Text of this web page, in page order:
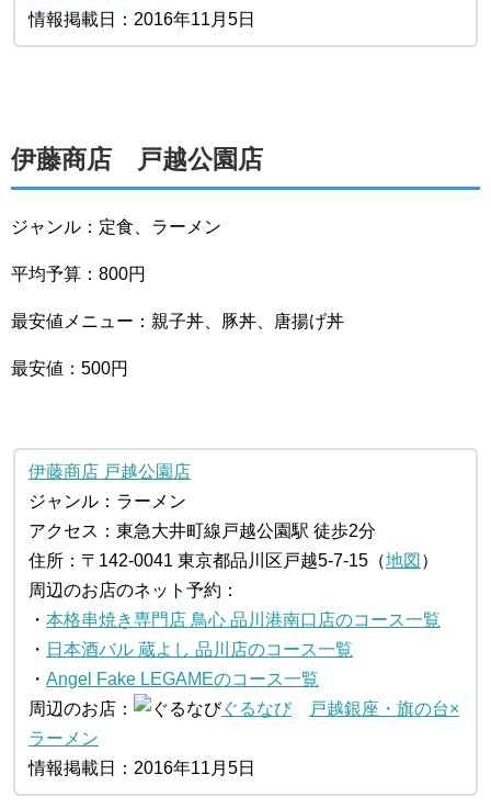
情報掲載日：2016年11月5日
伊藤商店 戸越公園店
ジャンル：定食、ラーメン
平均予算：800円
最安値メニュー：親子丼、豚丼、唐揚げ丼
最安値：500円
伊藤商店 戸越公園店
ジャンル：ラーメン
アクセス：東急大井町線戸越公園駅 徒歩2分
住所：〒142-0041 東京都品川区戸越5-7-15（地図 ）
周辺のお店のネット予約：
・ 本格串焼き専門店 鳥心 品川港南口店のコース一覧
・ 日本酒バル 蔵よし 品川店のコース一覧
・ Angel Fake LEGAMEのコース一覧
周辺のお店：
ぐるなび
戸越銀座・旗の台×
ラーメン
情報掲載日：2016年11月5日